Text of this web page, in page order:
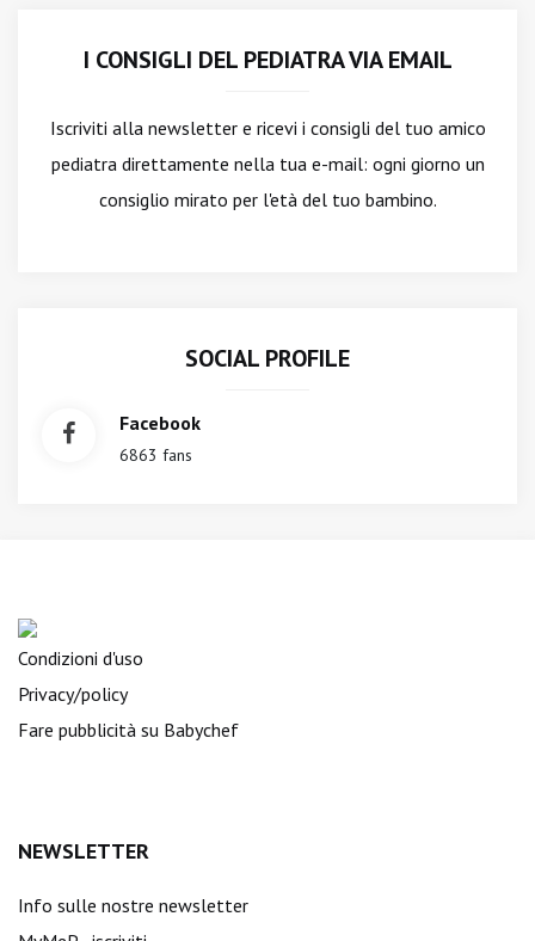
I CONSIGLI DEL PEDIATRA VIA EMAIL
Iscriviti alla newslettere ricevi i consigli del tuo amico
pediatra direttamente nella tua e-mail: ogni giorno un
consiglio mirato per l'età del tuo bambino.
SOCIAL PROFILE
Facebook
6863 fans
Condizioni d'uso
Privacy/policy
Fare pubblicità su Babychef
NEWSLETTER
Info sulle nostre newsletter